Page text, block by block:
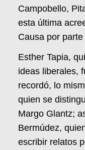
Campobello,
esta última
Causa por
Esther Tapia,
ideas liberales,
recordó, lo
quien se
Margo Glantz;
Bermúdez,
escribir relatos